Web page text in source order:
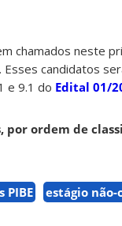
chamados neste
Esses candidatos
e 9.1 do Edital 01/
por ordem de
PIBE estágio